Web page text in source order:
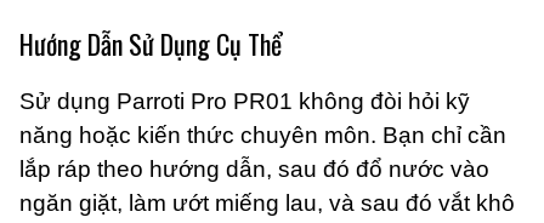
Hướng Dẫn Sử Dụng Cụ Thể
Sử dụng Parroti Pro PR01 không đòi hỏi kỹ
năng hoặc kiến thức chuyên môn. Bạn chỉ cần
lắp ráp theo hướng dẫn, sau đó đổ nước vào
ngăn giặt, làm ướt miếng lau, và sau đó vắt khô